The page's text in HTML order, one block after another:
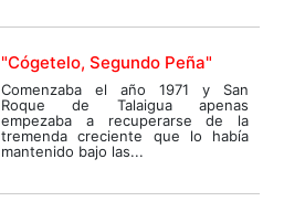
"Cógetelo, Segundo Peña"
Comenzaba el año 1971 y San
Roque de Talaigua apenas
empezaba a recuperarse de la
tremenda creciente que lo había
mantenido bajo las...